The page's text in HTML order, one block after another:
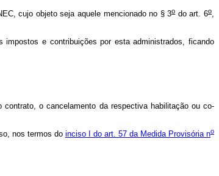
cujo objeto seja aquele mencionado no § 3odo art. 6o,
e contribuições por esta administrados, ficando
o cancelamento da respectiva habilitação ou co-
nos termos do inciso I do art. 57 da Medida Provisória no